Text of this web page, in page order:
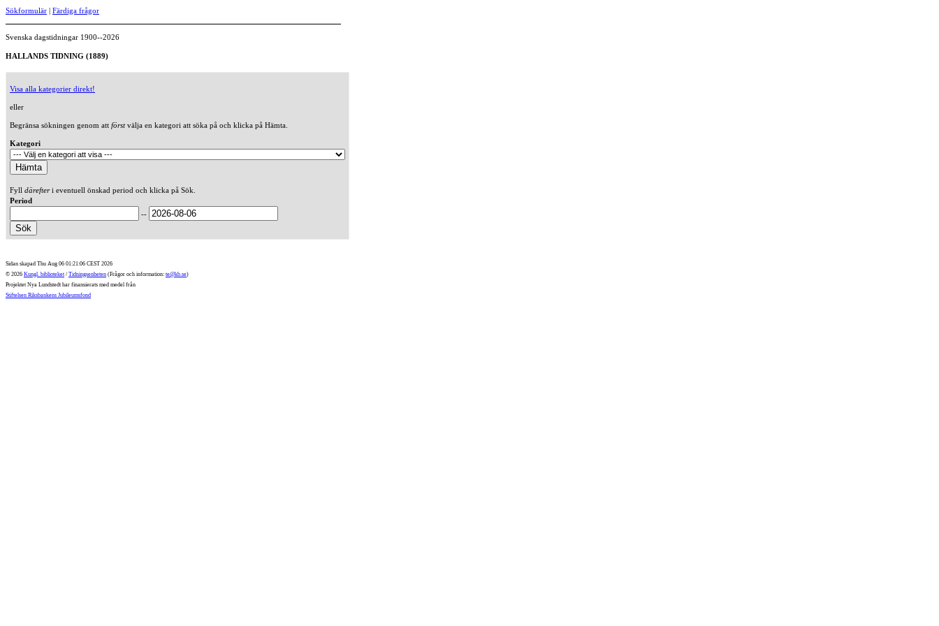
Sökformulär | Färdiga frågor
Svenska dagstidningar 1900--2026
HALLANDS TIDNING (1889)
Visa alla kategorier direkt!
eller
Begränsa sökningen genom att förstvälja en kategori att söka på och klicka på Hämta.
Kategori
Fyll därefteri eventuell önskad period och klicka på Sök.
Period
--
Sidan skapad Thu Aug 06 01:21:06 CEST 2026
© 2026 Kungl. biblioteket / Tidningsenheten (Frågor och information: te@kb.se)
Projektet Nya Lundstedt har finansierats med medel från
Stiftelsen Riksbankens Jubileumsfond